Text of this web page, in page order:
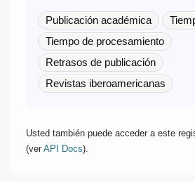
Publicación académica
Tiempo de procesamiento
Retrasos de publicación
Revistas iberoamericanas
Usted también puede acceder a este
(ver API Docs).